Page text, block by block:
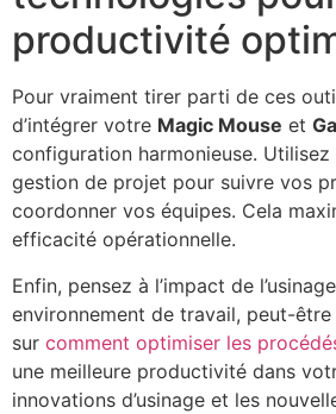
productivité
Pour vraiment tirer parti de ces
d’intégrer votre Magic Mouse et
configuration harmonieuse.
gestion de projet pour suivre vos
coordonner vos équipes. Cela
efficacité opérationnelle.
Enfin, pensez à l’impact de
environnement de travail, peut-
sur comment optimiser les
une meilleure productivité dans
innovations d’usinage et les